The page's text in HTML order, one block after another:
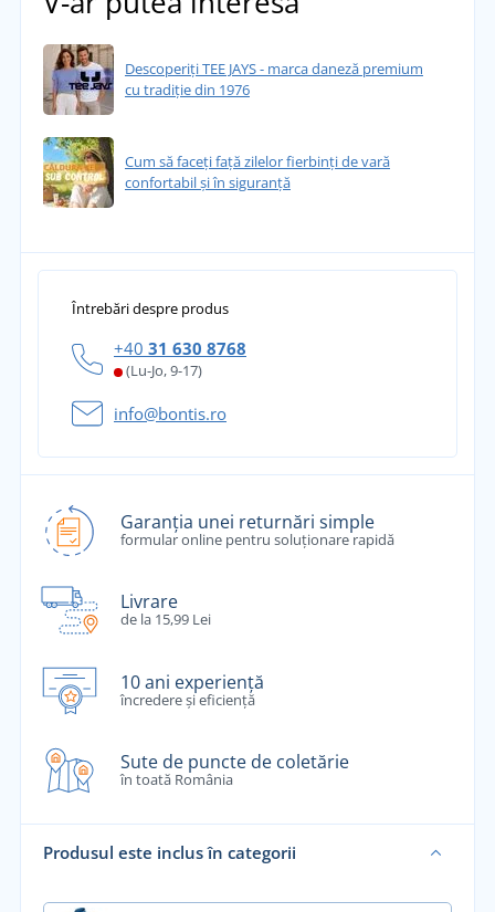
Descoperiți TEE JAYS - marca daneză premium
cu tradiție din 1976
Cum să faceți față zilelor fierbinți de vară
confortabil și în siguranță
Întrebări despre produs
+40 31 630 8768
(Lu-Jo, 9-17)
info@bontis.ro
Garanția unei returnări simple
formular online pentru soluționare rapidă
Livrare
de la 15,99 Lei
10 ani experiență
încredere și eficiență
Sute de puncte de coletărie
în toată România
Produsul este inclus în categorii